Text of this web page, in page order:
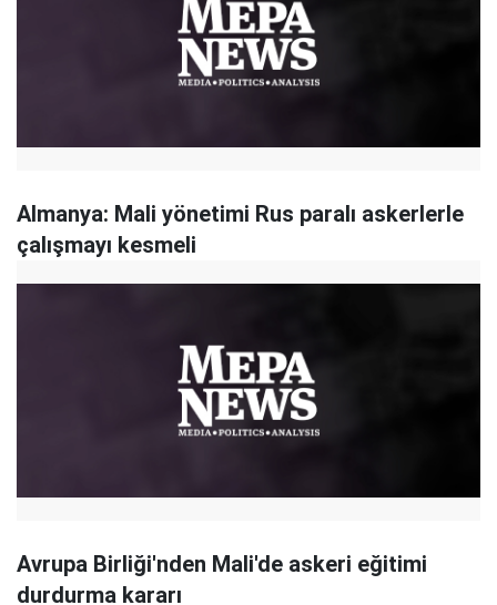
Almanya: Mali yönetimi Rus paralı askerlerle
çalışmayı kesmeli
Avrupa Birliği'nden Mali'de askeri eğitimi
durdurma kararı